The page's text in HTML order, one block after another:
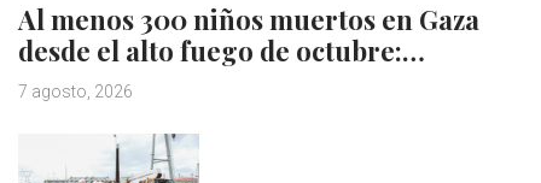
Al menos 300 niños muertos en Gaza
desde el alto fuego de octubre:…
7 agosto, 2026